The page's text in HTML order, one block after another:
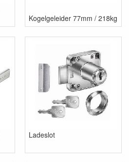
Kogelgeleider 77mm / 218kg
Ladeslot